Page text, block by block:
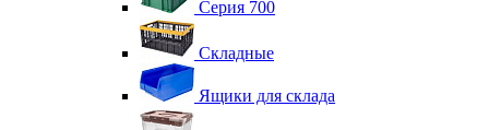
Серия 700
Складные
Ящики для склада